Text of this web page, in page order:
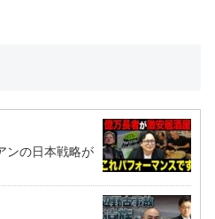
ンの日本戦略が